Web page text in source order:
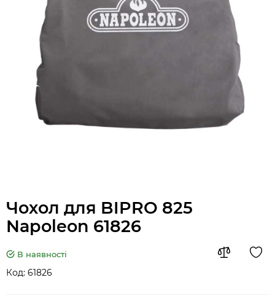
Чохол для BIPRO 825
Napoleon 61826
В наявності
Код: 61826